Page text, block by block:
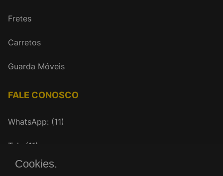
Fretes
Carretos
Guarda Móveis
FALE CONOSCO
WhatsApp: (11)
Tel.: (11)
mudancasrenovar@gmail.com
Cookies.